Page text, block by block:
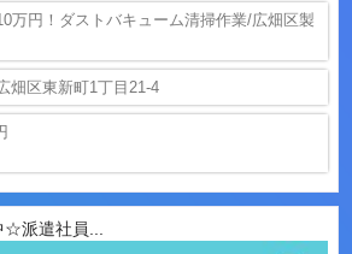
万円！ダストバキューム清掃作業/広畑区製
畑区東新町1丁目21-4
派遣社員...